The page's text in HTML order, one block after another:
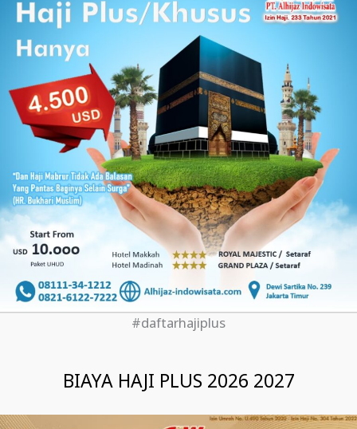
#daftarhajiplus
BIAYA HAJI PLUS 2026 2027